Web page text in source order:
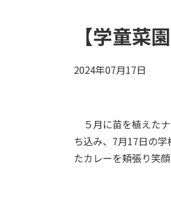
【学童菜
2024年07月17日
５月に苗を植えた
ち込み、7月17日の
たカレーを頬張り笑